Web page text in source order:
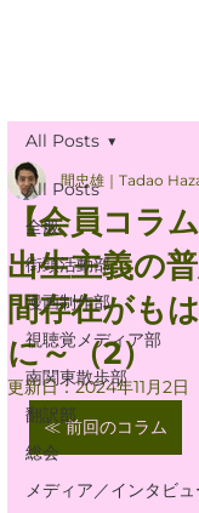
All Posts
全般
街頭活動部
漫画制作部
視聴覚メディア部
南関東散歩部
翻訳部
総会
メディア／インタビュ
All Posts
【会員コラ
出生主義の
間存在がも
に～（2）
間忠雄｜Tadao
更新日：2024年11月2日
≪ 前回のコラム